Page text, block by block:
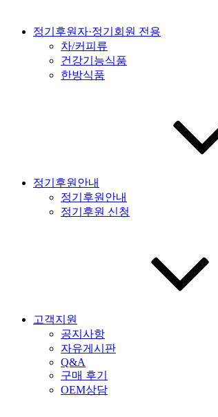
정기후원자·정기회원 전용
차/커피류
건강기능식품
한방식품
정기후원안내
정기후원안내
정기후원 신청
고객지원
공지사항
자유게시판
Q&A
구매 후기
OEM상담